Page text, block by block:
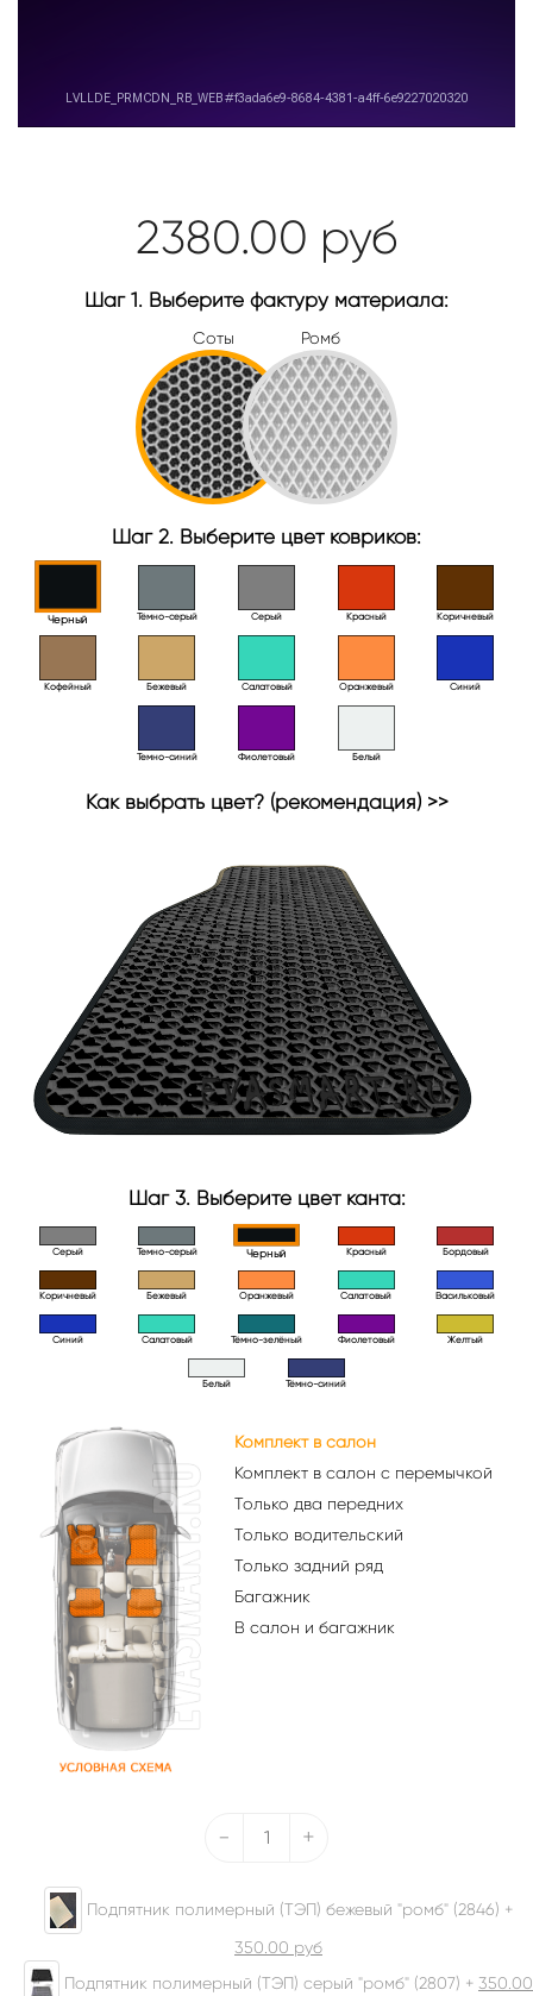
2380.00 руб
Шаг 1. Выберите фактуру материала:
Соты Ромб
Шаг 2. Выберите цвет ковриков:
Черный Тёмно-серый Серый Красный Коричневый
Кофейный Бежевый Салатовый Оранжевый Синий
Темно-синий Фиолетовый Белый
Как выбрать цвет? (рекомендация) >>
Шаг 3. Выберите цвет канта:
Серый Темно-серый Черный Красный Бордовый
Коричневый Бежевый Оранжевый Салатовый Васильковый
Синий Салатовый Тёмно-зелёный Фиолетовый Желтый
Белый Тёмно-синий
Комплект в салон
Комплект в салон с перемычкой
Только два передних
Только водительский
Только задний ряд
Багажник
В салон и багажник
- +
Подпятник полимерный (ТЭП) бежевый "ромб" (2846) +
350.00 руб
Подпятник полимерный (ТЭП) серый "ромб" (2807) + 350.00